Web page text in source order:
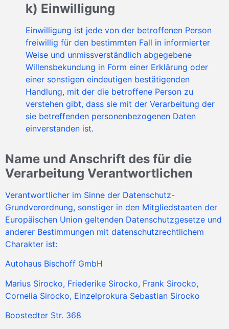
k) Einwilligung
Einwilligung ist jede von der betroffenen Person
freiwillig für den bestimmten Fall in informierter
Weise und unmissverständlich abgegebene
Willensbekundung in Form einer Erklärung oder
einer sonstigen eindeutigen bestätigenden
Handlung, mit der die betroffene Person zu
verstehen gibt, dass sie mit der Verarbeitung der
sie betreffenden personenbezogenen Daten
einverstanden ist.
Name und Anschrift des für die
Verarbeitung Verantwortlichen
Verantwortlicher im Sinne der Datenschutz-
Grundverordnung, sonstiger in den Mitgliedstaaten der
Europäischen Union geltenden Datenschutzgesetze und
anderer Bestimmungen mit datenschutzrechtlichem
Charakter ist:
Autohaus Bischoff GmbH
Marius Sirocko, Friederike Sirocko, Frank Sirocko,
Cornelia Sirocko, Einzelprokura Sebastian Sirocko
Boostedter Str. 368